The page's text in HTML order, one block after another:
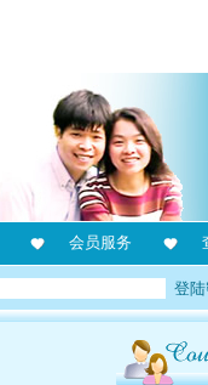
会员服务
登